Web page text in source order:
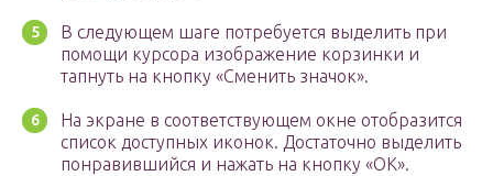
В следующем шаге потребуется выделить при
помощи курсора изображение корзинки и
тапнуть на кнопку «Сменить значок».
На экране в соответствующем окне отобразится
список доступных иконок. Достаточно выделить
понравившийся и нажать на кнопку «ОК».